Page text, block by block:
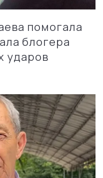
помогала
блогера
ударов